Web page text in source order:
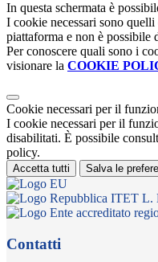
In questa schermata è
I cookie necessari sono
piattaforma e non è possibile
Per conoscere quali sono i
visionare la COOKIE
Cookie necessari per il
I cookie necessari per il
disabilitati. È possibile
policy.
Accetta tutti Salva le
ITET L.
Contatti